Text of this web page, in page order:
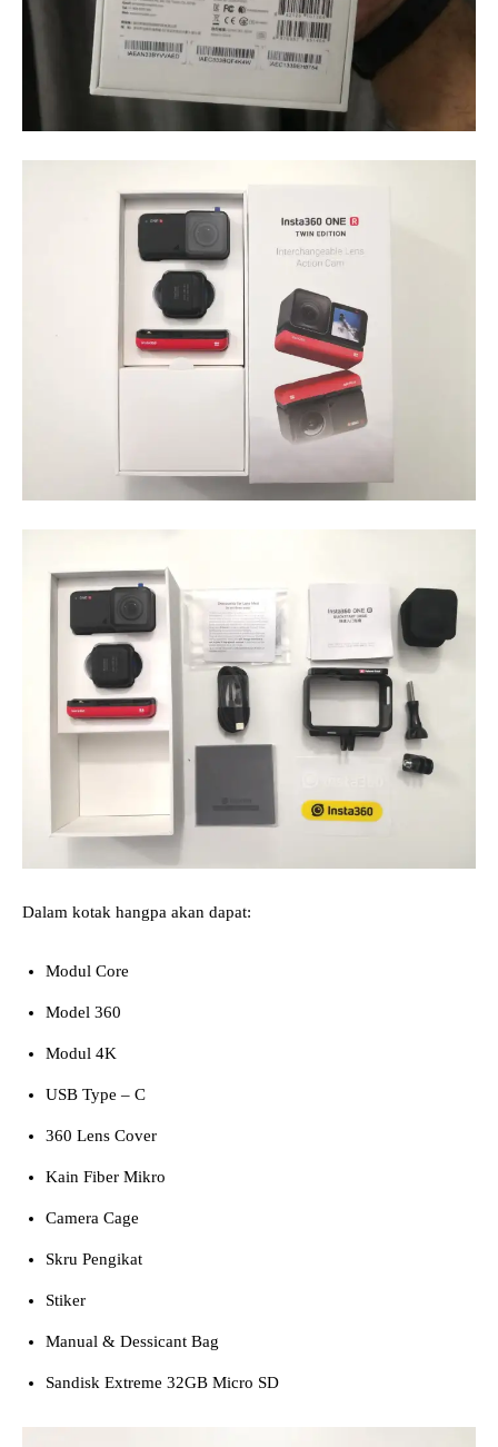
Dalam kotak hangpa akan dapat:
Modul Core
Model 360
Modul 4K
USB Type – C
360 Lens Cover
Kain Fiber Mikro
Camera Cage
Skru Pengikat
Stiker
Manual & Dessicant Bag
Sandisk Extreme 32GB Micro SD